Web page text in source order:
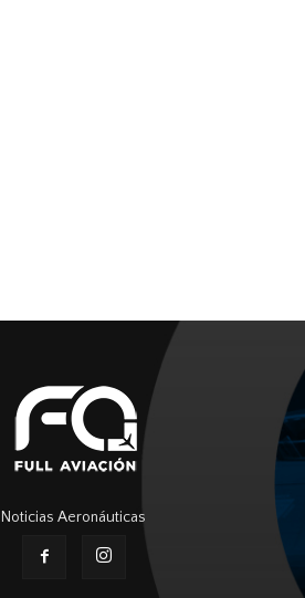
Noticias Aeronáuticas